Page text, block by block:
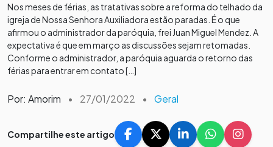
Nos meses de férias, as tratativas sobre a reforma do telhado da
igreja de Nossa Senhora Auxiliadora estão paradas. É o que
afirmou o administrador da paróquia, frei Juan Miguel Mendez. A
expectativa é que em março as discussões sejam retomadas.
Conforme o administrador, a paróquia aguarda o retorno das
férias para entrar em contato […]
Por: Amorim • 27/01/2022 • Geral
Compartilhe este artigo